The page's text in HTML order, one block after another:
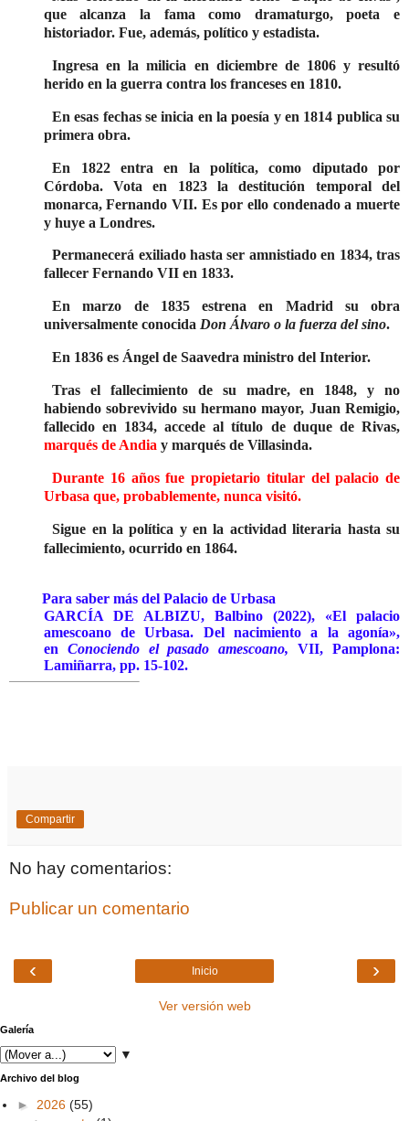
que alcanza la fama como dramaturgo, poeta e
historiador. Fue, además, político y estadista.
Ingresa en la milicia en diciembre de 1806 y resultó
herido en la guerra contra los franceses en 1810.
En esas fechas se inicia en la poesía y en 1814 publica su
primera obra.
En 1822 entra en la política, como diputado por
Córdoba. Vota en 1823 la destitución temporal del
monarca, Fernando VII. Es por ello condenado a muerte
y huye a Londres.
Permanecerá exiliado hasta ser amnistiado en 1834, tras
fallecer Fernando VII en 1833.
En marzo de 1835 estrena en Madrid su obra
universalmente conocida Don Álvaro o la fuerza del sino.
En 1836 es Ángel de Saavedra ministro del Interior.
Tras el fallecimiento de su madre, en 1848, y no
habiendo sobrevivido su hermano mayor, Juan Remigio,
fallecido en 1834, accede al título de duque de Rivas,
marqués de Andia y marqués de Villasinda.
Durante 16 años fue propietario titular del palacio de
Urbasa que, probablemente, nunca visitó.
Sigue en la política y en la actividad literaria hasta su
fallecimiento, ocurrido en 1864.
Para saber más del Palacio de Urbasa
GARCÍA DE ALBIZU, Balbino (2022), «El palacio
amescoano de Urbasa. Del nacimiento a la agonía»,
en Conociendo el pasado amescoano,VII, Pamplona:
Lamiñarra, pp. 15-102.
Compartir
No hay comentarios:
Publicar un comentario
‹ ›
Inicio
Ver versión web
Galería
▼
Archivo del blog
► 2026 (55)